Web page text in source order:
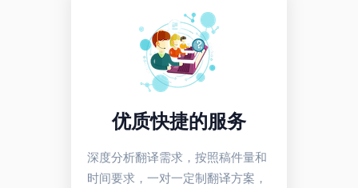
优质快捷的服务
深度分析翻译需求，按照稿件量和
时间要求，一对一定制翻译方案，